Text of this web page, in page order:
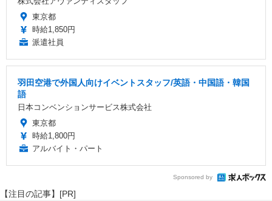
東京都
時給1,850円
派遣社員
羽田空港で外国人向けイベントスタッフ/英語・中国語・韓国
語
日本コンベンションサービス株式会社
東京都
時給1,800円
アルバイト・パート
Sponsored by
【注目の記事】[PR]